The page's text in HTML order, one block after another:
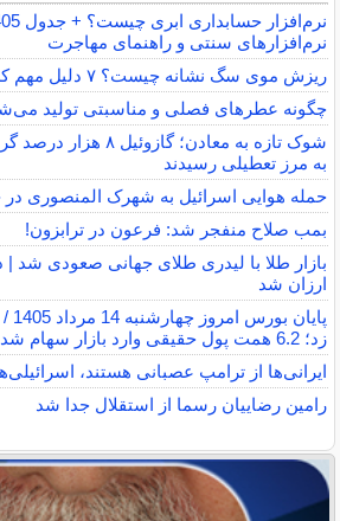
نرم‌افزارهای سنتی و راهنمای مهاجرت
ریزش موی سگ نشانه چیست؟ ۷ دلیل مهم که باید بدانید
چگونه عطرهای فصلی و مناسبتی تولید
شوک تازه به معادن؛
به مرز تعطیلی رسیدند
حمله هوایی اسرائیل به شهرک المنصوری در
بمب صلاح منفجر شد: فرعون در ترابزون!
ارزان شد
زد؛ 6.2 همت پول حقیقی وارد بازار سهام شد
ایرانی‌ها از ترامپ عصبانی هستند،
رامین رضاییان رسما از استقلال جدا شد